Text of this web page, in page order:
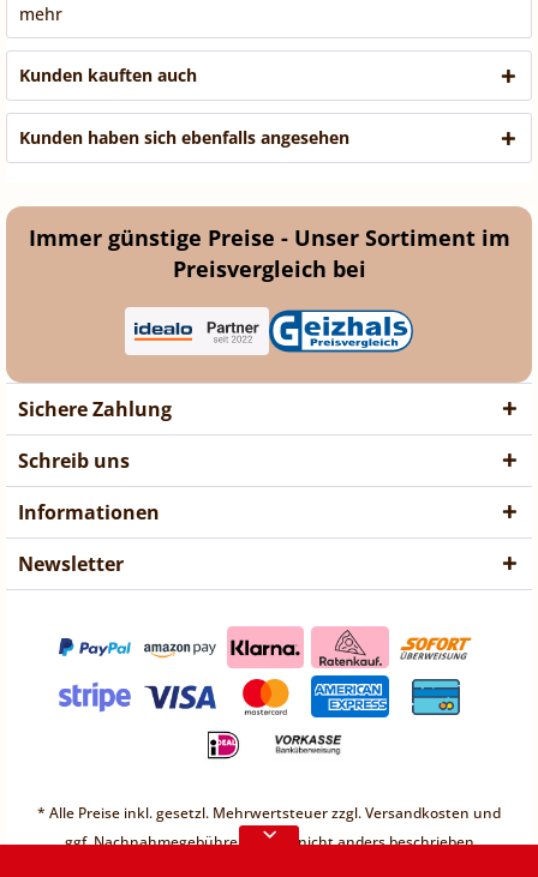
Vorübergehend sind keine
Bestellungen möglich.
mehr
Kunden kauften auch
Kunden haben sich ebenfalls angesehen
Immer günstige Preise - Unser Sortiment im
Preisvergleich bei
Sichere Zahlung
Schreib uns
Informationen
Newsletter
* Alle Preise inkl. gesetzl. Mehrwertsteuer zzgl.Versandkosten und
ggf. Nachnahmegebühren, wenn nicht anders beschrieben